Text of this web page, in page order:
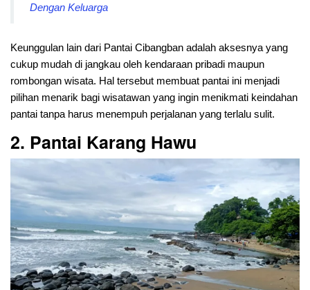
Dengan Keluarga
Keunggulan lain dari Pantai Cibangban adalah aksesnya yang
cukup mudah di jangkau oleh kendaraan pribadi maupun
rombongan wisata. Hal tersebut membuat pantai ini menjadi
pilihan menarik bagi wisatawan yang ingin menikmati keindahan
pantai tanpa harus menempuh perjalanan yang terlalu sulit.
2. Pantai Karang Hawu